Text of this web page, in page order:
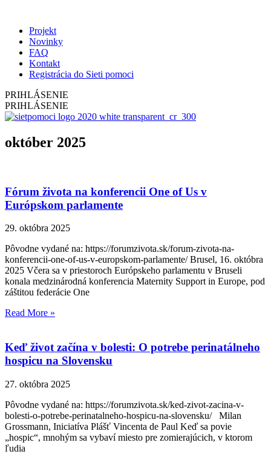
Projekt
Novinky
FAQ
Kontakt
Registrácia do Sieti pomoci
PRIHLÁSENIE
PRIHLÁSENIE
október 2025
Fórum života na konferencii One of Us v
Európskom parlamente
29. októbra 2025
Pôvodne vydané na: https://forumzivota.sk/forum-zivota-na-
konferencii-one-of-us-v-europskom-parlamente/ Brusel, 16. októbra
2025 Včera sa v priestoroch Európskeho parlamentu v Bruseli
konala medzinárodná konferencia Maternity Support in Europe, pod
záštitou federácie One
Read More »
Keď život začína v bolesti: O potrebe perinatálneho
hospicu na Slovensku
27. októbra 2025
Pôvodne vydané na: https://forumzivota.sk/ked-zivot-zacina-v-
bolesti-o-potrebe-perinatalneho-hospicu-na-slovensku/ Milan
Grossmann, Iniciatíva Plášť Vincenta de Paul Keď sa povie
„hospic“, mnohým sa vybaví miesto pre zomierajúcich, v ktorom
ľudia